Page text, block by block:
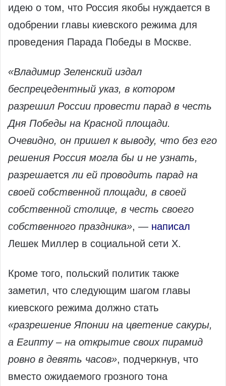
идею о том, что Россия якобы нуждается в
одобрении главы киевского режима для
проведения Парада Победы в Москве.
«Владимир Зеленский издал
беспрецедентный указ, в котором
разрешил России провести парад в честь
Дня Победы на Красной площади.
Очевидно, он пришел к выводу, что без его
решения Россия могла бы и не узнать,
разрешаетсяли ей проводить парад на
своей собственной площади, в своей
собственной столице, в честь своего
собственного праздника», — написал
Лешек Миллер в социальной сети X.
Кроме того, польский политик также
заметил, что следующим шагом главы
киевского режима должно стать
«разрешение Японии на цветение сакуры,
а Египту – на открытие своих пирамид
ровно в девять часов», подчеркнув, что
вместо ожидаемого грозного тона